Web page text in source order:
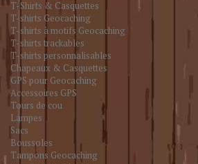
T-Shirts & Casquettes
T-shirts Geocaching
T-shirts à motifs Geocaching
T-shirts trackables
T-shirts personnalisables
Chapeaux & Casquettes
GPS pour Geocaching
Accessoires GPS
Tours de cou
Lampes
Sacs
Boussoles
Tampons Geocaching